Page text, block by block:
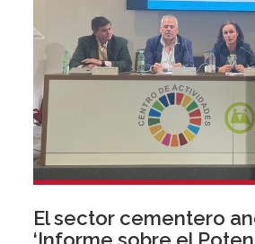
El sector cementero